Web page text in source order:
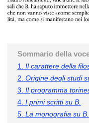
Sommario della
1. Il carattere della
2. Origine degli studi
3. Il programma
4. I primi scritti su B.
5. La monografia su B.